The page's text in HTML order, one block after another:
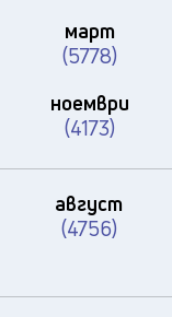
март
(5778)
ноември
(4173)
август
(4756)